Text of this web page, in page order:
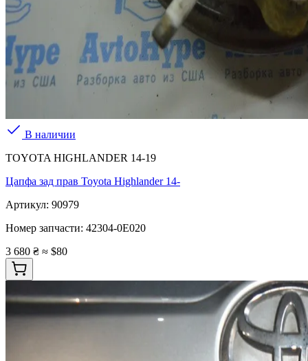
В наличии
TOYOTA HIGHLANDER 14-19
Цапфа зад прав Toyota Highlander 14-
Артикул: 90979
Номер запчасти: 42304-0E020
3 680 ₴ ≈ $80